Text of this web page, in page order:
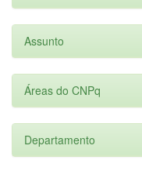
Assunto
Áreas do CNPq
Departamento